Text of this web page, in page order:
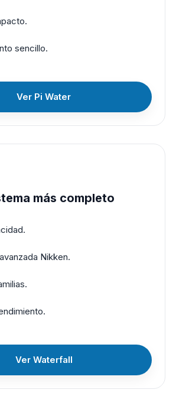
sencillo.
Ver Pi Water
más completo
Nikken.
Ver Waterfall